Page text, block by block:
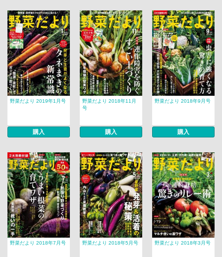
野菜だより 2019年1月号
購入
野菜だより 2018年11月
号
購入
野菜だより 2018年9月号
購入
野菜だより 2018年7月号 野菜だより 2018年5月号 野菜だより 2018年3月号